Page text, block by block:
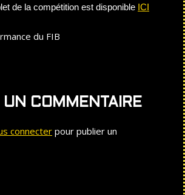
de la compétition est disponible ICI
du FIB
UN COMMENTAIRE
connecter pour publier un